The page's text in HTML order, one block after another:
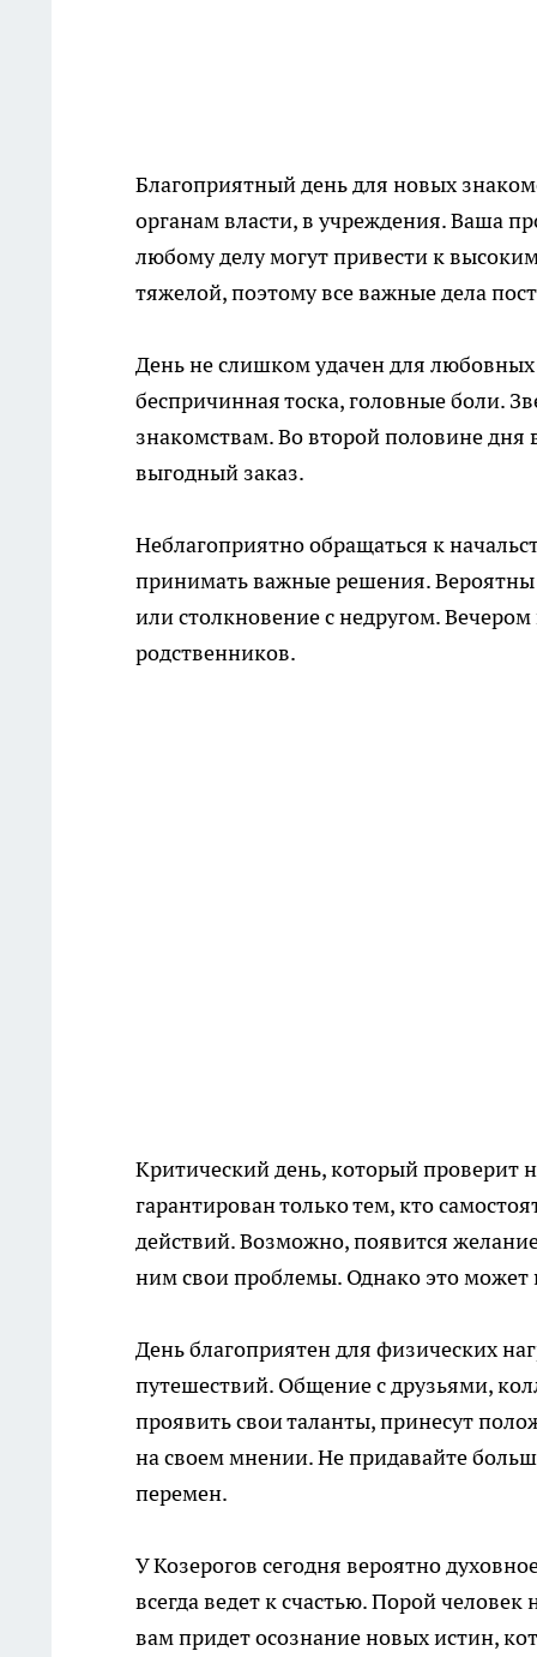
Благоприятный день для новых
органам власти, в учреждения. Ваша
любому делу могут привести к
тяжелой, поэтому все важные дела
День не слишком удачен для
беспричинная тоска, головные боли.
знакомствам. Во второй половине
выгодный заказ.
Неблагоприятно обращаться к
принимать важные решения.
или столкновение с недругом.
родственников.
Критический день, который проверит
гарантирован только тем, кто
действий. Возможно, появится
ним свои проблемы. Однако это может
День благоприятен для физических
путешествий. Общение с друзьями,
проявить свои таланты, принесут
на своем мнении. Не придавайте
перемен.
У Козерогов сегодня вероятно
всегда ведет к счастью. Порой
вам придет осознание новых истин,